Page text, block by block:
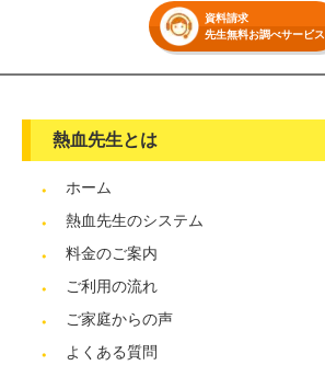
資料請求
先生無料お調べサービス
熱血先生とは
ホーム
熱血先生のシステム
料金のご案内
ご利用の流れ
ご家庭からの声
よくある質問